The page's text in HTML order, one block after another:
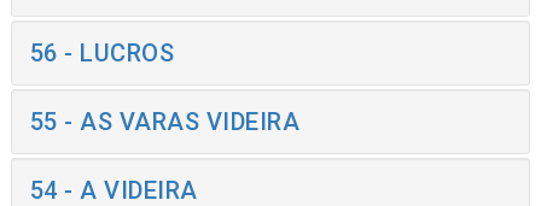
56 - LUCROS
55 - AS VARAS VIDEIRA
54 - A VIDEIRA